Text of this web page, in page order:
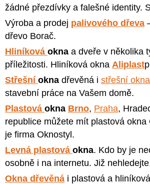
žádné přezdívky a falešné identity.
Výroba a prodej palivového dřeva
dřevo Borač.
Hliníková okna a dveře v několika
příležitosti. Hliníková okna Aliplast
Střešní okna dřevěná i střešní
stavební práce na Vašem domě.
Plastová okna Brno, Praha,
republice můžete mít plastová
je firma Oknostyl.
Levná plastová okna. Kdo by je
osobně i na internetu. Již
Okna dřevěná i plastová a